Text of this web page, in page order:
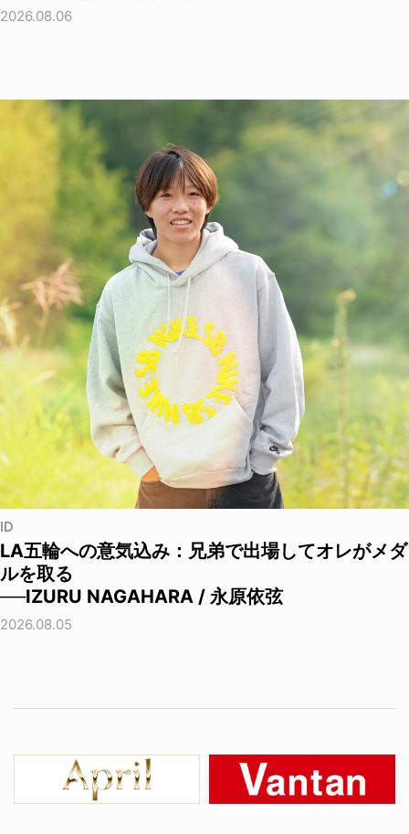
2026.08.06
ID
LA五輪への意気込み：兄弟で出場してオレがメダ
ルを取る
──IZURU NAGAHARA / 永原依弦
2026.08.05